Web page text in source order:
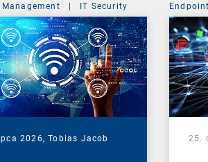
| IT Security
2026,Tobias Jacob 25.